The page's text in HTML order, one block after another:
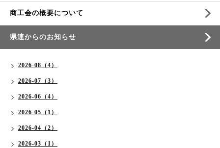
商工会の概要について
県連からのお知らせ
2026-08（4）
2026-07（3）
2026-06（4）
2026-05（1）
2026-04（2）
2026-03（1）